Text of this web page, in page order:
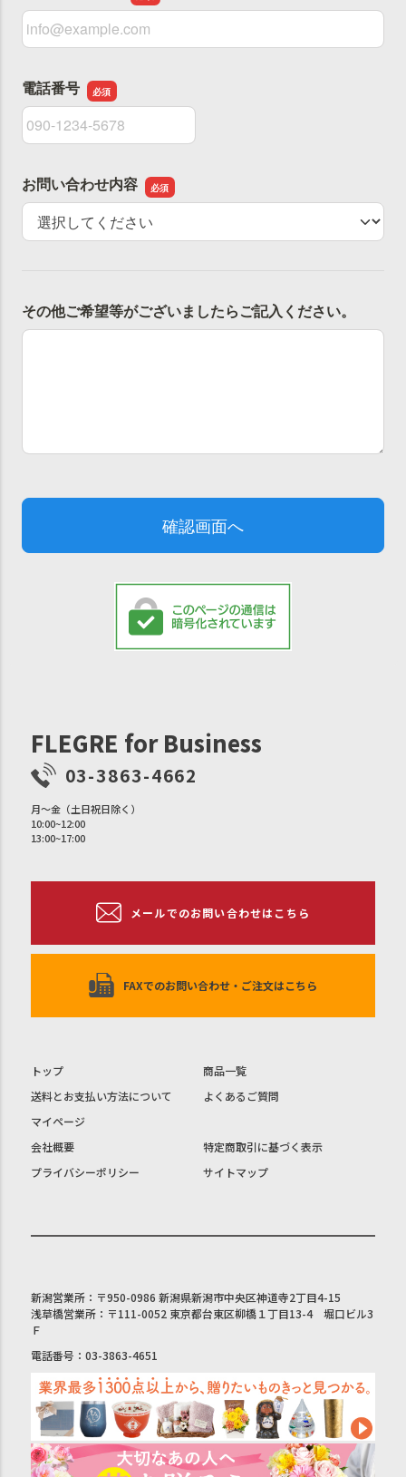
FLEGRE for Business
03-3863-4662
月〜金（土日祝日除く）
10:00~12:00
13:00~17:00
メールでのお問い合わせはこちら
FAXでのお問い合わせ・ご注文はこちら
トップ
商品一覧
送料とお支払い方法について
よくあるご質問
マイページ
会社概要
特定商取引に基づく表示
プライバシーポリシー
サイトマップ
新潟営業所：〒950-0986 新潟県新潟市中央区神道寺2丁目4-15
浅草橋営業所：〒111-0052 東京都台東区柳橋１丁目13-4 堀口ビル3
Ｆ
電話番号：03-3863-4651